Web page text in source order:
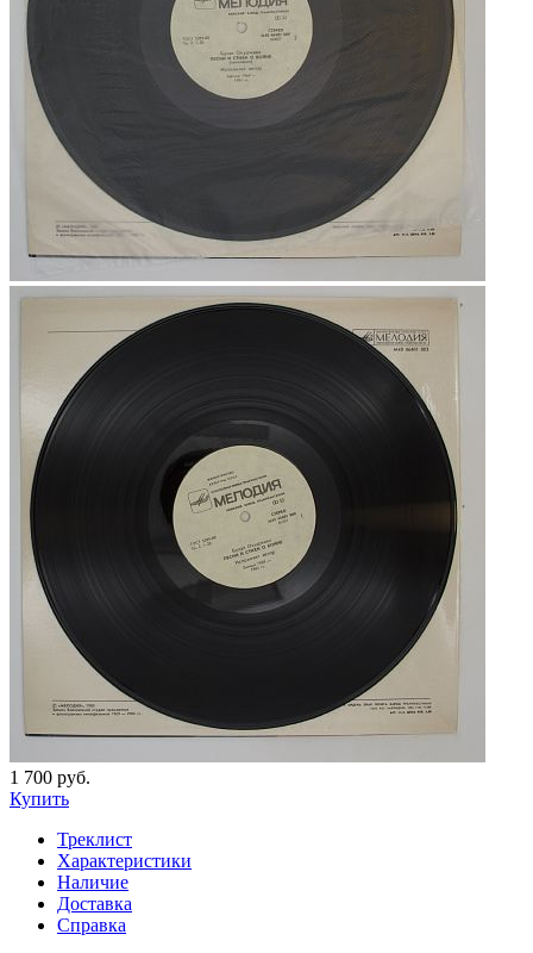
1 700 руб.
Купить
Треклист
Характеристики
Наличие
Доставка
Справка